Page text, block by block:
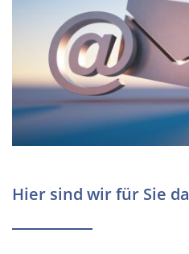
Hier sind wir für Sie da